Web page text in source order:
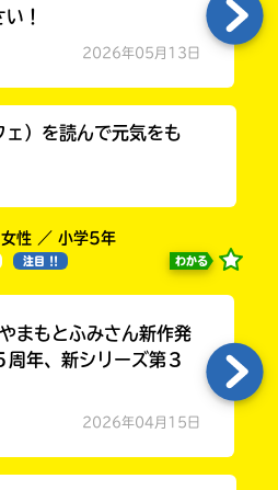
！
2026年05月13日
）を読んで元気をも
性 ／ 小学5年
注目 !! わかる
まもとふみさん新作発
周年、新シリーズ第３
2026年04月15日